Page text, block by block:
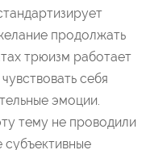
продолжать
трюизм работает
себя
эмоции.
тему не проводили
субъективные